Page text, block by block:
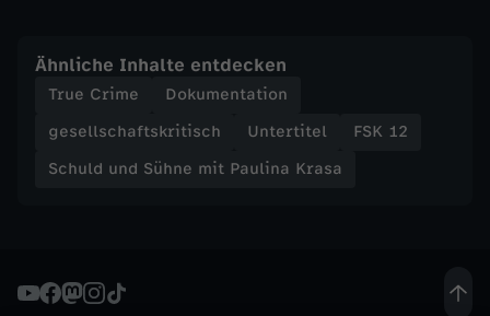
r
a
s
-
Ähnliche Inhalte entdecken
True Crime
Dokumentation
gesellschaftskritisch
Untertitel
FSK 12
Schuld und Sühne mit Paulina Krasa